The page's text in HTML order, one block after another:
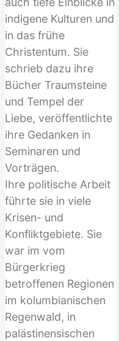
indigene Kulturen und
in das frühe
Christentum. Sie
schrieb dazu ihre
Bücher Traumsteine
und Tempel der
Liebe, veröffentlichte
ihre Gedanken in
Seminaren und
Vorträgen.
Ihre politische Arbeit
führte sie in viele
Krisen- und
Konfliktgebiete. Sie
war im vom
Bürgerkrieg
betroffenen Regionen
im kolumbianischen
Regenwald, in
palästinensischen